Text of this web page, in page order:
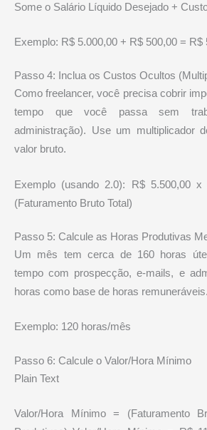
Some o Salário Líquido Desejado +
Exemplo: R$ 5.000,00 + R$ 500,00 = R$
Passo 4: Inclua os Custos Ocultos
Como freelancer, você precisa cobrir
tempo que você passa sem
administração). Use um multiplicador
valor bruto.
Exemplo (usando 2.0): R$ 5.500,00
(Faturamento Bruto Total)
Passo 5: Calcule as Horas Produtivas
Um mês tem cerca de 160 horas
tempo com prospecção, e-mails, e
horas como base de horas remuneráveis.
Exemplo: 120 horas/mês
Passo 6: Calcule o Valor/Hora Mínimo
Plain Text
Valor/Hora Mínimo = (Faturamento